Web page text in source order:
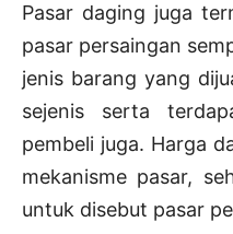
Pasar daging juga
pasar persaingan
jenis barang yang
sejenis serta
pembeli juga. Harga
mekanisme pasar,
untuk disebut pasar